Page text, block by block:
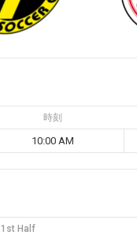
時刻
10:00 AM
1st Half